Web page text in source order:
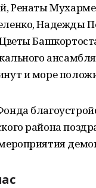
Ренаты
Надежды
и море
района